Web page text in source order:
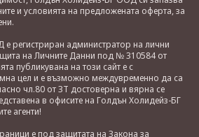
и условията на предложената оферта, за
регистриран администратор на лични
на Личните Данни под № 310584 от
публикувана на този сайт е с
цел и е възможно междувременно да са
чл.80 от ЗТ достоверна и вярна се
в офисите на Голдън Холидейз-БГ
агенти!
е под защитата на Закона за